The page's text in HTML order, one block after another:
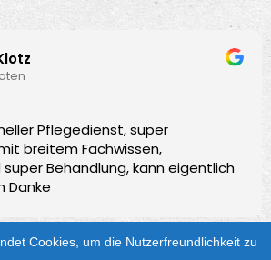
Pflegedienst, super
breitem Fachwissen,
Behandlung, kann eigentlich
Danke
Cookies, um die Nutzerfreundlichkeit zu